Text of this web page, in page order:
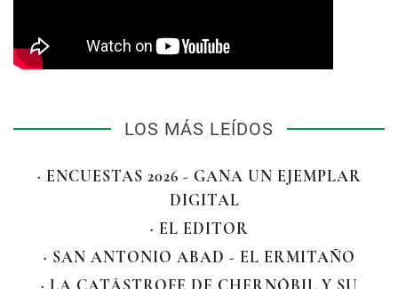
LOS MÁS LEÍDOS
· ENCUESTAS 2026 - GANA UN EJEMPLAR
DIGITAL
· EL EDITOR
· SAN ANTONIO ABAD - EL ERMITAÑO
· LA CATÁSTROFE DE CHERNÓBIL Y SU